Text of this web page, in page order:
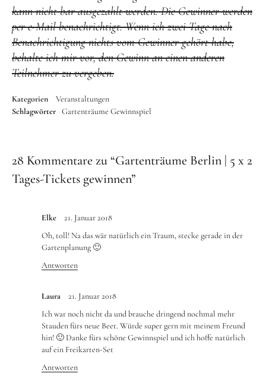
kann nicht bar ausgezahlt werden. Die Gewinner werden
per e-Mail benachrichtigt. Wenn ich zwei Tage nach
Benachrichtigung nichts vom Gewinner gehört habe,
behalte ich mir vor, den Gewinn an einen anderen
Teilnehmer zu vergeben.
Kategorien
Veranstaltungen
Schlagwörter Gartenträume Gewinnspiel
28 Kommentare zu “Gartenträume Berlin | 5 x 2
Tages-Tickets gewinnen”
Elke
21. Januar 2018
Oh, toll! Na das wär natürlich ein Traum, stecke gerade in der
Gartenplanung 🙂
Antworten
Laura
21. Januar 2018
Ich war noch nicht da und brauche dringend nochmal mehr
Stauden fürs neue Beet. Würde super gern mit meinem Freund
hin! 🙂 Danke fürs schöne Gewinnspiel und ich hoffe natürlich
auf ein Freikarten-Set
Antworten